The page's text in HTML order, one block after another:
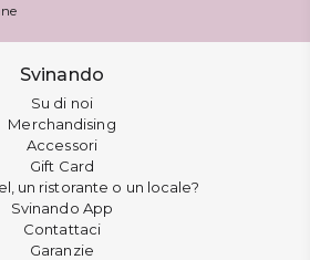
Svinando
Su di noi
Merchandising
Accessori
Gift Card
un ristorante o un locale?
Svinando App
Contattaci
Garanzie